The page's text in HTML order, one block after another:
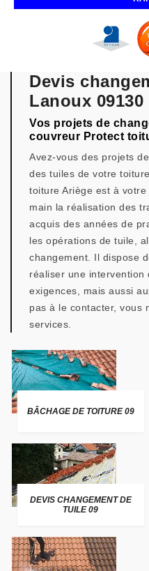
Devis
Lanoux 09130
Vos projets de
couvreur Protect
Avez-vous des projets
des tuiles de votre
toiture Ariège est à
main la réalisation des
acquis des années de
les opérations de tuile,
changement. Il dispose
réaliser une
exigences, mais aussi
pas à le contacter, vous
services.
BÂCHAGE DE TOITURE 09
DEVIS CHANGEMENT DE
TUILE 09